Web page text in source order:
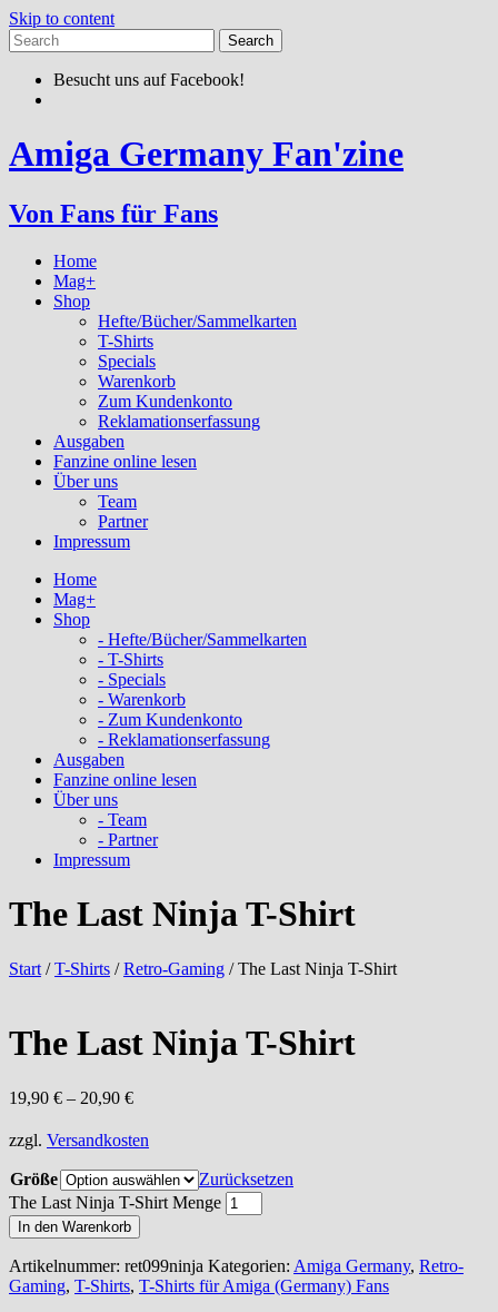
Skip to content
Besucht uns auf Facebook!
Amiga Germany Fan'zine
Von Fans für Fans
Home
Mag+
Shop
Hefte/Bücher/Sammelkarten
T-Shirts
Specials
Warenkorb
Zum Kundenkonto
Reklamationserfassung
Ausgaben
Fanzine online lesen
Über uns
Team
Partner
Impressum
Home
Mag+
Shop
- Hefte/Bücher/Sammelkarten
- T-Shirts
- Specials
- Warenkorb
- Zum Kundenkonto
- Reklamationserfassung
Ausgaben
Fanzine online lesen
Über uns
- Team
- Partner
Impressum
The Last Ninja T-Shirt
Start /T-Shirts /Retro-Gaming / The Last Ninja T-Shirt
The Last Ninja T-Shirt
19,90 € – 20,90 €
zzgl. Versandkosten
Größe
Zurücksetzen
The Last Ninja T-Shirt Menge
In den Warenkorb
Artikelnummer: ret099ninja Kategorien: Amiga Germany, Retro-
Gaming, T-Shirts, T-Shirts für Amiga (Germany) Fans